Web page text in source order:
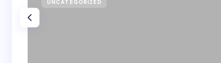
UNCATEGORIZED